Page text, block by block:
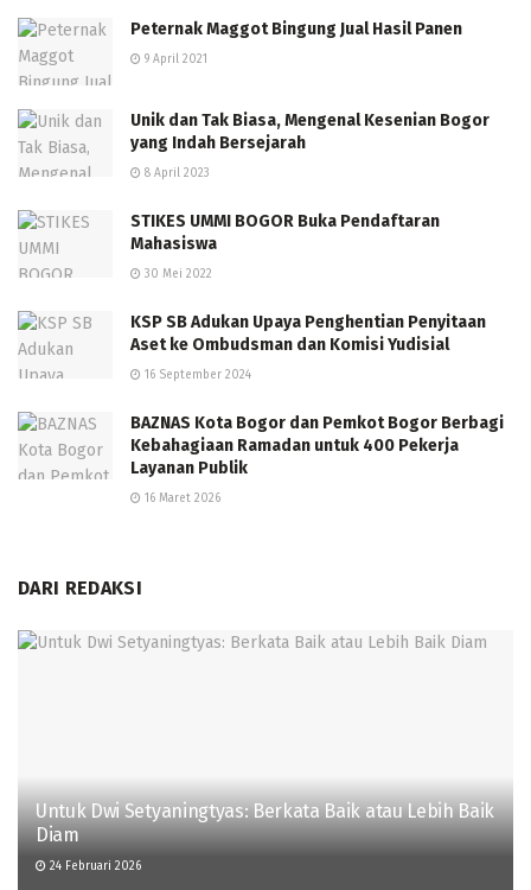
Peternak Maggot Bingung Jual Hasil Panen
9 April 2021
Unik dan Tak Biasa, Mengenal Kesenian Bogor
yang Indah Bersejarah
8 April 2023
STIKES UMMI BOGOR Buka Pendaftaran
Mahasiswa
30 Mei 2022
KSP SB Adukan Upaya Penghentian Penyitaan
Aset ke Ombudsman dan Komisi Yudisial
16 September 2024
BAZNAS Kota Bogor dan Pemkot Bogor Berbagi
Kebahagiaan Ramadan untuk 400 Pekerja
Layanan Publik
16 Maret 2026
DARI REDAKSI
Untuk Dwi Setyaningtyas: Berkata Baik atau Lebih Baik
Diam
24 Februari 2026